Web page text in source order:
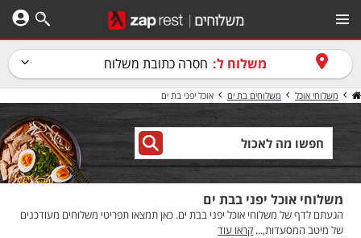
משלוח ל: חסרה כתובת משלוח
משלוחי אוכל משלוחים בת ים אוכל יפני בת ים
משלוחי אוכל יפני בבת ים
הגעתם לדף של משלוחי אוכל יפני בבת ים. כאן תמצאו תפריטי משלוחים מעודכנים
של מיטב המסעדות,... קראו עוד